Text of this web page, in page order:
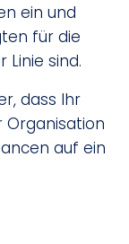
ein und
für die
sind.
dass Ihr
auf ein